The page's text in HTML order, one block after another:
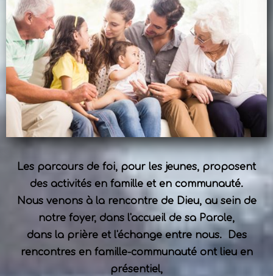
Les parcours de foi, pour les jeunes, proposent
des activités en famille et en communauté.
Nous venons à la rencontre de Dieu, au sein de
notre foyer, dans l'accueil de sa Parole,
dans la prière et l'échange entre nous. Des
rencontres en famille-communauté ont lieu en
présentiel,